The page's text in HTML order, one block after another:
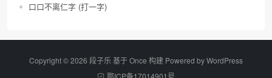
口口不离仁字 (打一字)
Copyright © 2026 段子乐 基于 Once 构建 Powered byWordPress
鄂ICP备17014901号